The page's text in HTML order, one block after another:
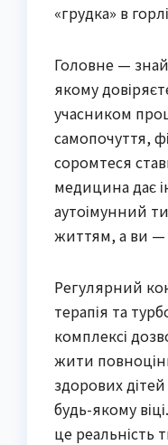
«грудка» в
Головне —
якому
учасником
самопочуття,
соромтеся
медицина дає
аутоімунний
життям, а ви —
Регулярний
терапія та
комплексі
жити
здорових дітей
будь-якому
це реальність